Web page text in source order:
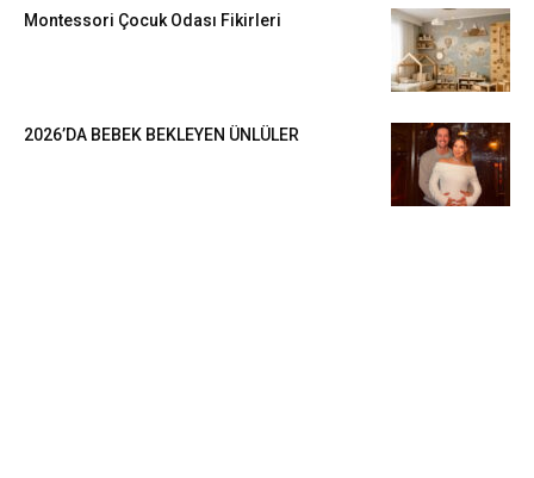
Montessori Çocuk Odası Fikirleri
2026’DA BEBEK BEKLEYEN ÜNLÜLER